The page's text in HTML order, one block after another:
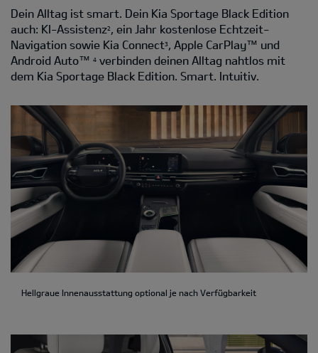
Dein Alltag ist smart. Dein Kia Sportage Black Edition
auch: KI-Assistenz2
, ein Jahr kostenlose Echtzeit-
Navigation sowie Kia Connect3
, Apple CarPlay™ und
Android Auto™ 4 verbinden deinen Alltag nahtlos mit
dem Kia Sportage Black Edition. Smart. Intuitiv.
Hellgraue Innenausstattung optional je nach Verfügbarkeit